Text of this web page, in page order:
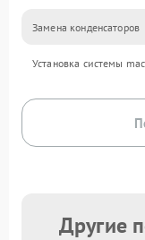
Замена конденсаторов
Установка системы
Другие